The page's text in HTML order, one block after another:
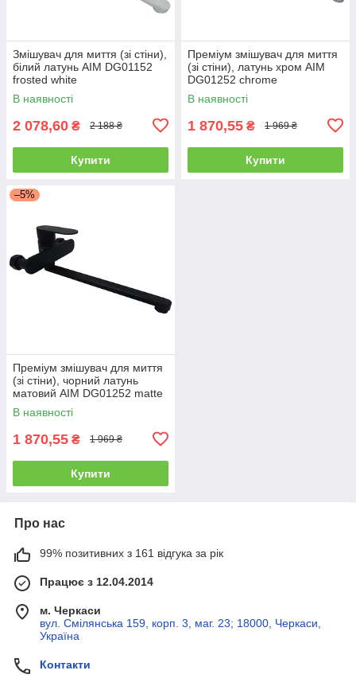
Змішувач для миття (зі стіни),
білий латунь AIM DG01152
frosted white
В наявності
2 078,60 ₴ 2 188 ₴
Купити
Преміум змішувач для миття
(зі стіни), латунь хром AIM
DG01252 chrome
В наявності
1 870,55 ₴ 1 969 ₴
Купити
–5%
Преміум змішувач для миття
(зі стіни), чорний латунь
матовий AIM DG01252 matte
black
В наявності
1 870,55 ₴ 1 969 ₴
Купити
Про нас
99% позитивних з 161 відгука за рік
Працює з 12.04.2014
м. Черкаси
вул. Смілянська 159, корп. 3, маг. 23; 18000, Черкаси,
Україна
Контакти